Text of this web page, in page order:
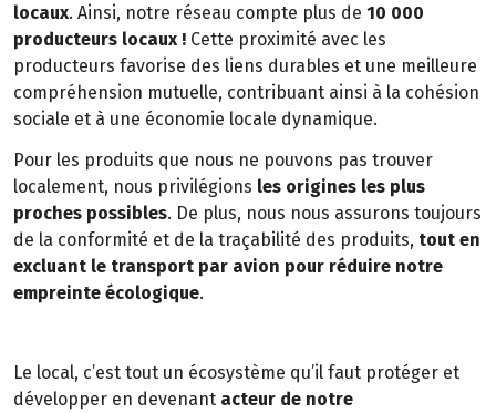
locaux. Ainsi, notre réseau compte plus de 10 000
producteurs locaux ! Cette proximité avec les
producteurs favorise des liens durables et une meilleure
compréhension mutuelle, contribuant ainsi à la cohésion
sociale et à une économie locale dynamique.
Pour les produits que nous ne pouvons pas trouver
localement, nous privilégions les origines les plus
proches possibles. De plus, nous nous assurons toujours
de la conformité et de la traçabilité des produits, tout en
excluant le transport par avion pour réduire notre
empreinte écologique.
Le local, c’est tout un écosystème qu’il faut protéger et
développer en devenant acteur de notre